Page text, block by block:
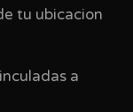
tu ubicacion
a